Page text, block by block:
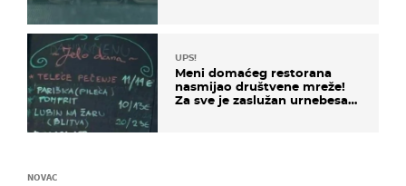
UPS!
Meni domaćeg restorana
nasmijao društvene mreže!
Za sve je zaslužan urnebesan
NOVAC